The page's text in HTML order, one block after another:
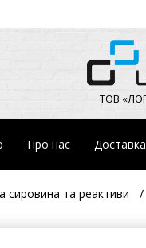
ТОВ
Про нас
сировина та реактиви